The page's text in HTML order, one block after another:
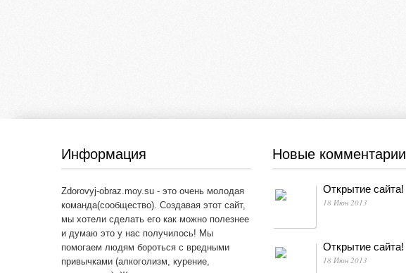
Информация
Zdorovyj-obraz.moy.su - это очень молодая
команда(сообщество). Создавая этот сайт,
мы хотели сделать его как можно полезнее
и думаю это у нас получилось! Мы
помогаем людям бороться с вредными
привычками (алкоголизм, курение,
Новые комментарии
Открытие сайта!
18 Июн 2013
Открытие сайта!
18 Июн 2013